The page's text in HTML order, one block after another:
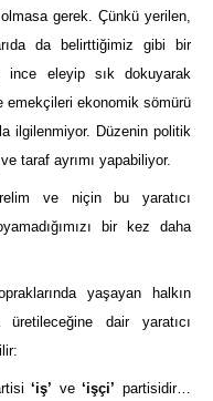
gerek. Çünkü yerilen,
da belirttiğimiz gibi bir
eleyip sık dokuyarak
emekçileri ekonomik sömürü
ilgilenmiyor. Düzenin politik
taraf ayrımı yapabiliyor.
ve niçin bu yaratıcı
bir kez daha
yaşayan halkın
dair yaratıcı
‘iş’ ve‘işçi’ partisidir…